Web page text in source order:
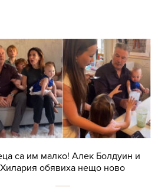
сa им малко! Алек Болдуин и
Хилария обявиха нещо ново